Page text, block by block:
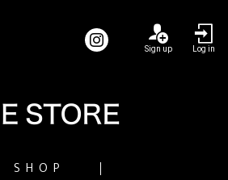
Sign up Log in
SHOP